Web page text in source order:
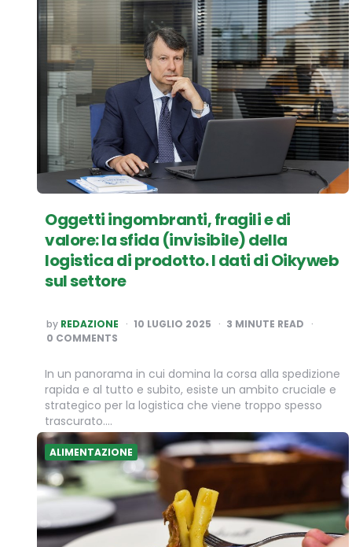
Oggetti ingombranti, fragili e di
valore: la sfida (invisibile) della
logistica di prodotto. I dati di Oikyweb
sul settore
POSTED
BY
by REDAZIONE 10 LUGLIO 2025 3 MINUTE READ
0 COMMENTS
In un panorama in cui domina la corsa alla spedizione
rapida e al tutto e subito, esiste un ambito cruciale e
strategico per la logistica che viene troppo spesso
trascurato….
ALIMENTAZIONE